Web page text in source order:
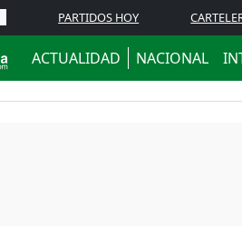
PARTIDOS HOY
ACTUALIDAD NACIONAL